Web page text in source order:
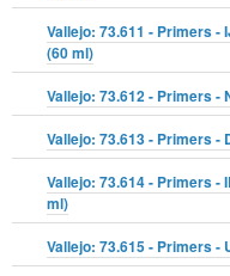
Vallejo: 73.611 - Primers -
(60 ml)
Vallejo: 73.612 - Primers -
Vallejo: 73.613 - Primers -
Vallejo: 73.614 - Primers -
ml)
Vallejo: 73.615 - Primers -